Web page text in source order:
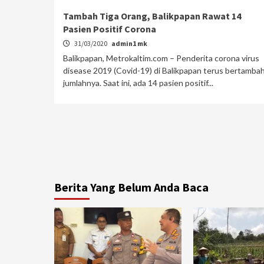
Tambah Tiga Orang, Balikpapan Rawat 14
Pasien Positif Corona
31/03/2020 admin1 mk
Balikpapan, Metrokaltim.com – Penderita corona virus
disease 2019 (Covid-19) di Balikpapan terus bertambah
jumlahnya. Saat ini, ada 14 pasien positif...
Berita Yang Belum Anda Baca